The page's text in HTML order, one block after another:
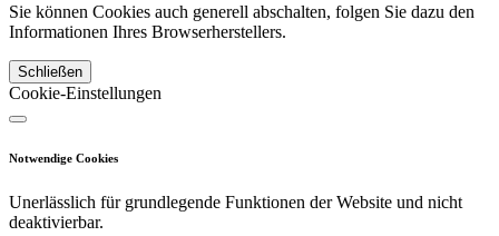
Sie können Cookies auch generell abschalten, folgen Sie dazu den
Informationen Ihres Browserherstellers.
Schließen
Cookie-Einstellungen
Notwendige Cookies
Unerlässlich für grundlegende Funktionen der Website und nicht
deaktivierbar.